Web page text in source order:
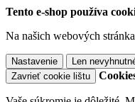
Tento e-shop používa
Na našich webových
Nastavenie Len
Zavrieť cookie lištu